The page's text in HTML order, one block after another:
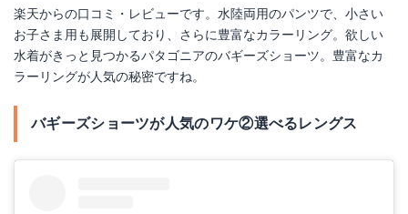
楽天からの口コミ・レビューです。水陸両用のパンツで、小さい
お子さま用も展開しており、さらに豊富なカラーリング。欲しい
水着がきっと見つかるパタゴニアのバギーズショーツ。豊富なカ
ラーリングが人気の秘密ですね。
バギーズショーツが人気のワケ②選べるレングス